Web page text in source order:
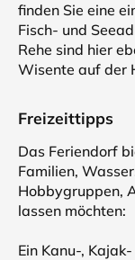
finden Sie eine
Fisch- und
Rehe sind hier
Wisente auf der
Freizeittipps
Das Feriendorf
Familien,
Hobbygruppen,
lassen möchten:
Ein Kanu-,